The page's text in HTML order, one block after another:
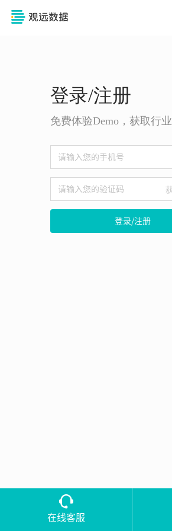
登录/注册
免费体验Demo，获取行
登录/注册
在线客服